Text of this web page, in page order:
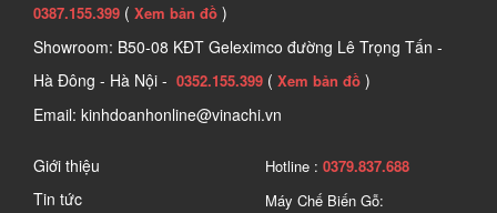
0387.155.399 ( Xem bản đồ )
Showroom: B50-08 KĐT Geleximco đường Lê Trọng Tấn -
Hà Đông - Hà Nội - 0352.155.399 ( Xem bản đồ )
Email: kinhdoanhonline@vinachi.vn
Giới thiệu
Tin tức
Hotline : 0379.837.688
Máy Chế Biến Gỗ: